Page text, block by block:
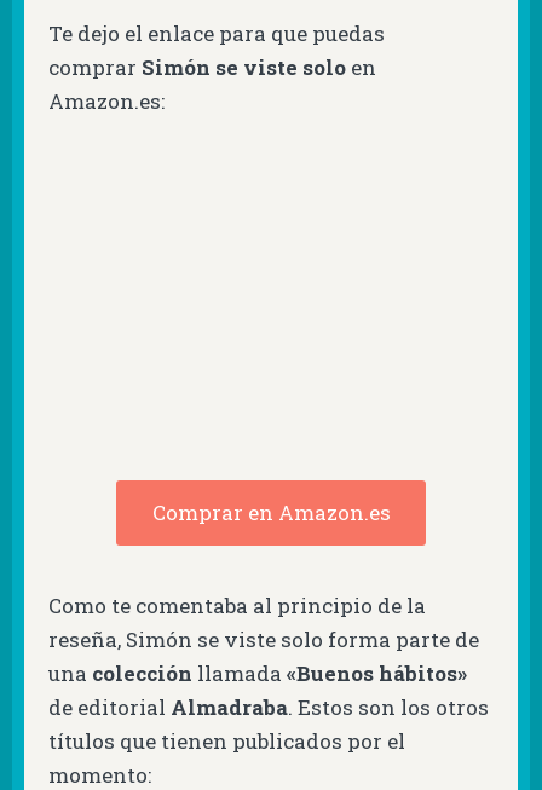
Te dejo el enlace para que puedas
comprar Simón se viste solo en
Amazon.es:
Comprar en Amazon.es
Como te comentaba al principio de la
reseña, Simón se viste solo forma parte de
una colección llamada «Buenos hábitos»
de editorial Almadraba. Estos son los otros
títulos que tienen publicados por el
momento: